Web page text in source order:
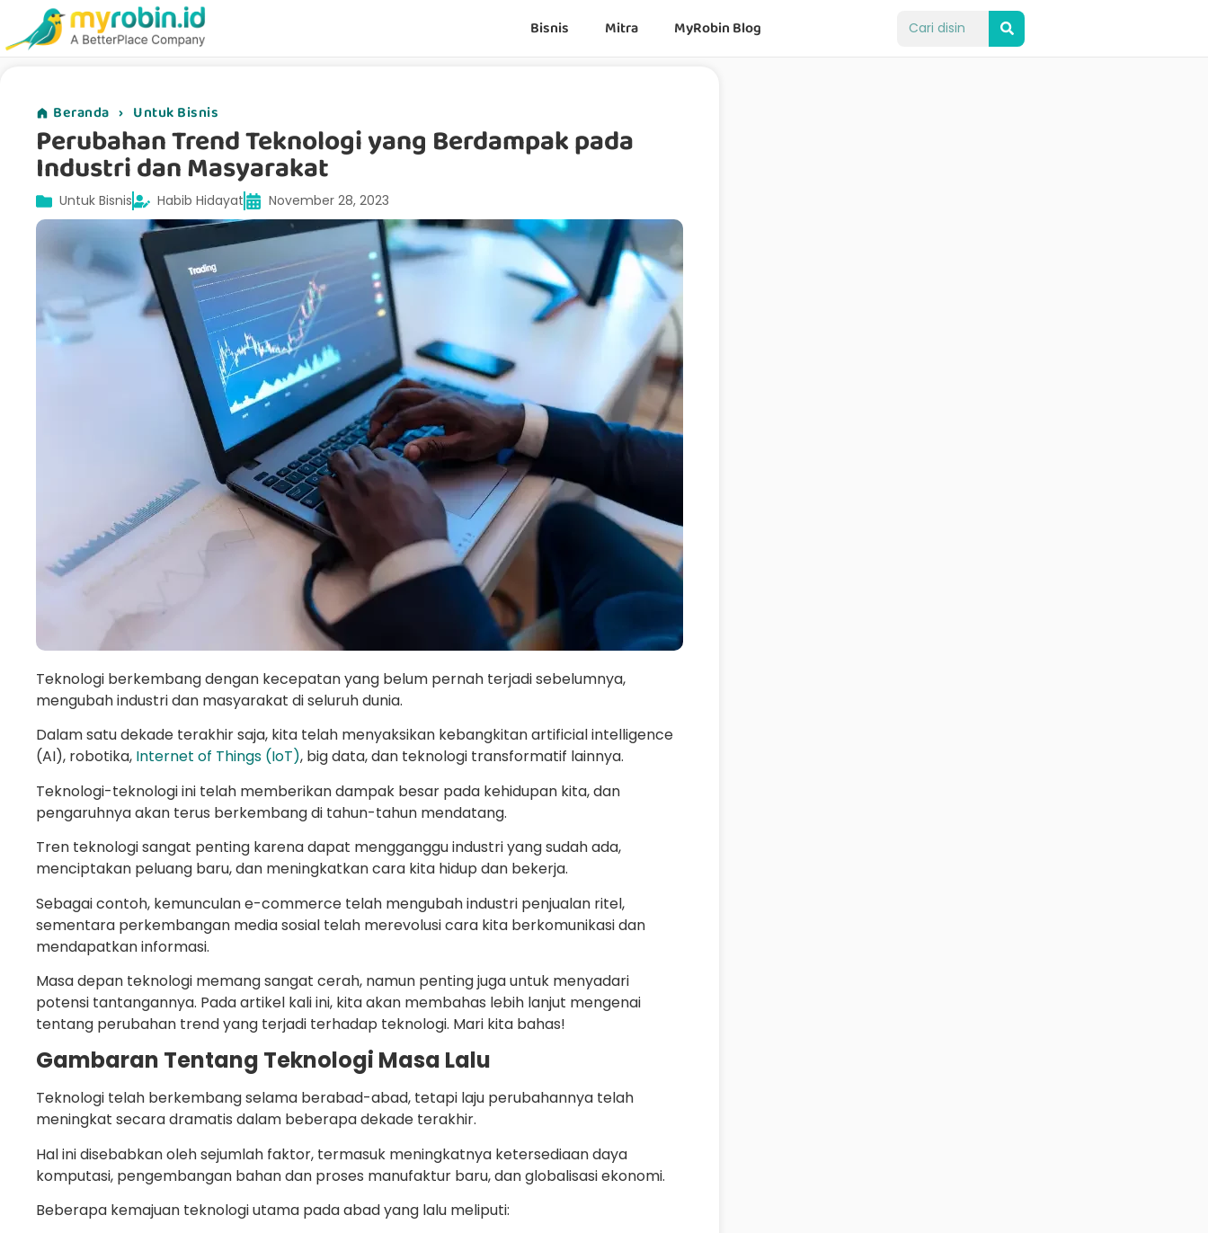
Bisnis Mitra MyRobin Blog
Beranda › Untuk Bisnis
Perubahan Trend Teknologi yang Berdampak pada
Industri dan Masyarakat
Untuk Bisnis Habib Hidayat November 28, 2023
Teknologi berkembang dengan kecepatan yang belum pernah terjadi sebelumnya,
mengubah industri dan masyarakat di seluruh dunia.
Dalam satu dekade terakhir saja, kita telah menyaksikan kebangkitan artificial intelligence
(AI), robotika, Internet of Things (IoT), big data, dan teknologi transformatif lainnya.
Teknologi-teknologi ini telah memberikan dampak besar pada kehidupan kita, dan
pengaruhnya akan terus berkembang di tahun-tahun mendatang.
Tren teknologi sangat penting karena dapat mengganggu industri yang sudah ada,
menciptakan peluang baru, dan meningkatkan cara kita hidup dan bekerja.
Sebagai contoh, kemunculan e-commerce telah mengubah industri penjualan ritel,
sementara perkembangan media sosial telah merevolusi cara kita berkomunikasi dan
mendapatkan informasi.
Masa depan teknologi memang sangat cerah, namun penting juga untuk menyadari
potensi tantangannya. Pada artikel kali ini, kita akan membahas lebih lanjut mengenai
tentang perubahan trend yang terjadi terhadap teknologi. Mari kita bahas!
Gambaran Tentang Teknologi Masa Lalu
Teknologi telah berkembang selama berabad-abad, tetapi laju perubahannya telah
meningkat secara dramatis dalam beberapa dekade terakhir.
Hal ini disebabkan oleh sejumlah faktor, termasuk meningkatnya ketersediaan daya
komputasi, pengembangan bahan dan proses manufaktur baru, dan globalisasi ekonomi.
Beberapa kemajuan teknologi utama pada abad yang lalu meliputi: